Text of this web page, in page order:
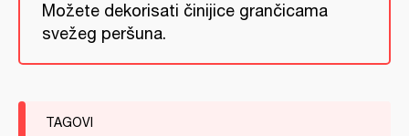
Možete dekorisati činijice grančicama
svežeg peršuna.
TAGOVI